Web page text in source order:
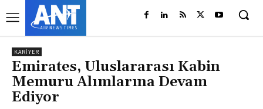
KARIYER
Emirates, Uluslararası Kabin
Memuru Alımlarına Devam
Ediyor